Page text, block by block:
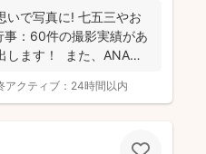
いで写真に! 七五三やお
：60件の撮影実績があ
します！ また、ANA
アクティブ： 24時間以内